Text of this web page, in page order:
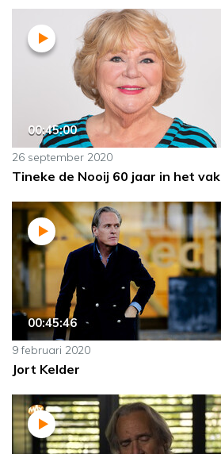
00:45:00
26 september 2020
Tineke de Nooij 60 jaar in het vak
00:45:46
9 februari 2020
Jort Kelder